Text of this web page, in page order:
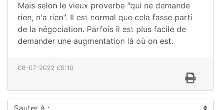
Mais selon le vieux proverbe "qui ne demande
rien, n'a rien". Il est normal que cela fasse parti
de la négociation. Parfois il est plus facile de
demander une augmentation là où on est.
08-07-2022 09:10
Sauter à :